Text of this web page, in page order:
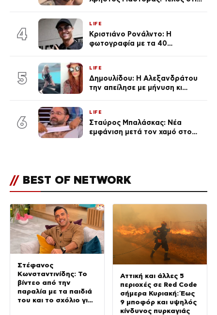
4
LIFE
Κριστιάνο Ρονάλντο: Η
φωτογραφία με τα 40
εκ. likes
5
LIFE
Δημουλίδου: Η Αλεξανδράτου
την απείλησε με μήνυση κι
ποια είσαι σοκαρίστικα»
6
LIFE
Σταύρος Μπαλάσκας: Νέα
εμφάνιση μετά τον χαμό στο
// BEST OF NETWORK
Στέφανος
Κωνσταντινίδης: Το
βίντεο από την
παραλία με τα παιδιά
του και το σχόλιο για
Αττική και άλλες 5
περιοχές σε Red Code
σήμερα Κυριακή: Έως
9 μποφόρ και υψηλός
κίνδυνος πυρκαγιάς